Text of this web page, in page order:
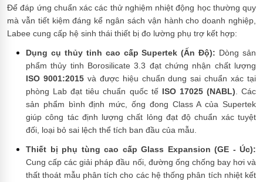
Để đáp ứng chuẩn xác các thử nghiệm nhiệt động học thường quy
mà vẫn tiết kiệm đáng kể ngân sách vận hành cho doanh nghiệp,
Labee cung cấp hệ sinh thái thiết bị đo lường phụ trợ kết hợp:
Dụng cụ thủy tinh cao cấp Supertek (Ấn Độ): Dòng sản
phẩm thủy tinh Borosilicate 3.3 đạt chứng nhận chất lượng
ISO 9001:2015và được hiệu chuẩn dung sai chuẩn xác tại
phòng Lab đạt tiêu chuẩn quốc tế ISO 17025 (NABL) . Các
sản phẩm bình định mức, ống đong Class A của Supertek
giúp công tác định lượng chất lỏng đạt độ chuẩn xác tuyệt
đối, loại bỏ sai lệch thể tích ban đầu của mẫu.
Thiết bị phụ tùng cao cấp Glass Expansion (GE - Úc):
Cung cấp các giải pháp đầu nối, đường ống chống bay hơi và
thất thoát mẫu phân tích cho các hệ thống phân tích nhiệt kết